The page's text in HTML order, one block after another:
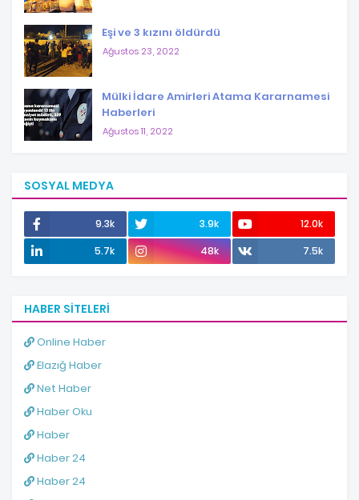
Eşi ve 3 kızını öldürdü
Ağustos 23, 2022
Mülki İdare Amirleri Atama Kararnamesi
Haberleri
Ağustos 11, 2022
SOSYAL MEDYA
9.3k 3.9k
12.0k
5.7k
48k 7.5k
HABER SITELERI
Online Haber
Elazığ Haber
Net Haber
Haber Oku
Haber
Haber 24
Haber 24